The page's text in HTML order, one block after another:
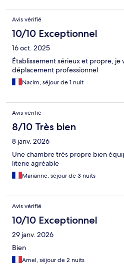
les valait pas. Heureusement que
va quand même finir par quelque
l’emplacement de l’hôtel.
Avis vérifié
10/10 Exceptionnel
16 oct. 2025
Établissement sérieux et propre,
déplacement professionnel
Nacim, séjour de 1 nuit
Avis vérifié
8/10 Très bien
8 janv. 2026
Une chambre très propre bien
literie agréable
Marianne, séjour de 3 nuits
Avis vérifié
10/10 Exceptionnel
29 janv. 2026
Bien
Amel, séjour de 2 nuits